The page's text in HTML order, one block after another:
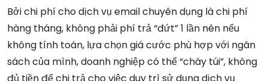
Bởi chi phí cho dịch vụ email chuyên dụng là chi phí
hàng tháng, không phải phí trả “đứt” 1 lần nên nếu
không tính toán, lựa chọn giá cước phù hợp với ngân
sách của mình, doanh nghiệp có thể “cháy túi”, không